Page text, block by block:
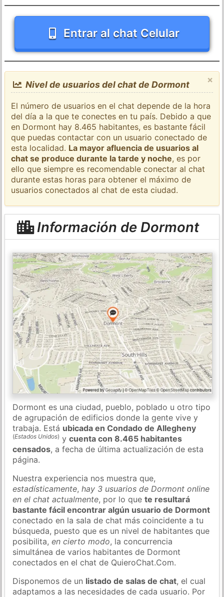
Entrar al chat Celular
×
Nivel de usuarios del chat de Dormont
El número de usuarios en el chat depende de la hora
del día a la que te conectes en tu país. Debido a que
en Dormont hay 8.465 habitantes, es bastante fácil
que puedas contactar con un usuario conectado de
esta localidad. La mayor afluencia de usuarios al
chat se produce durante la tarde y noche, es por
ello que siempre es recomendable conectar al chat
durante estas horas para obtener el máximo de
usuarios conectados al chat de esta ciudad.
Información de Dormont
Dormont es una ciudad, pueblo, poblado u otro tipo
de agrupación de edificios donde la gente vive y
trabaja. Está ubicada en Condado de Allegheny
(Estados Unidos) ycuenta con 8.465 habitantes
censados, a fecha de última actualización de esta
página.
Nuestra experiencia nos muestra que,
estadísticamente,hay 3 usuarios de Dormont online
en el chat actualmente, por lo quete resultará
bastante fácil encontrar algún usuario de Dormont
conectado en la sala de chat más coincidente a tu
búsqueda, puesto que es un nivel de habitantes que
posibilita,en cierto modo, la concurrencia
simultánea de varios habitantes de Dormont
conectados en el chat de QuieroChat.Com.
Disponemos de un listado de salas de chat, el cual
adaptamos a las necesidades de cada usuario. Por